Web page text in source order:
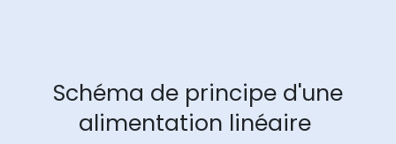
Schéma de principe d'une
alimentation linéaire